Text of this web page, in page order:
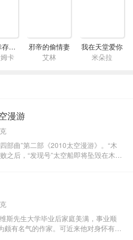
孤独的幸存者2·纯如白雪
卡
邪帝的偷情妻
艾林
我在天堂爱你
米朵拉
漫游
部曲”第二部《2010太空漫游》。“木
之后，“发现号”太空船即将坠毁在木星
空人鲍曼已经变成了“星童”，他还透过
幕，警告博士等人必须在15天之内离开
瑟·克拉克众多作品中，以“太空漫
为脍炙人口，他用丰富的第一手太空
创造出比现实太空科技更为创新的场
实的科学背景，更使作品中提到的科技
斯先生大学毕业后家庭美满，事业顺
颇有名气的作家。可近来他对身怀有孕